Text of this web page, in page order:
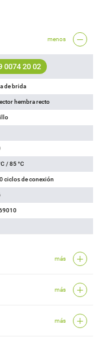
menos
0074 20 02
de brida
hembra recto
/ 85 °C
ciclos de conexión
más
más
más